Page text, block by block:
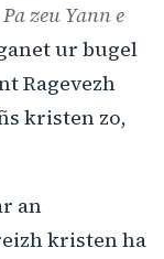
Pa zeu Yann e
ur bugel
Ragevezh
kristen zo,
an
kristen ha